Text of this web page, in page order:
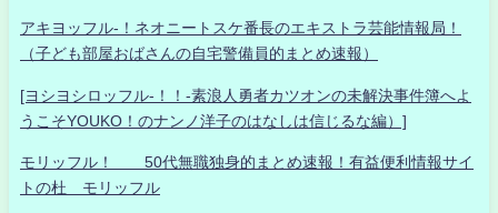
アキヨッフル-！ネオニートスケ番長のエキストラ芸能情報局！
（子ども部屋おばさんの自宅警備員的まとめ速報）
[ヨシヨシロッフル-！！-素浪人勇者カツオンの未解決事件簿へよ
うこそYOUKO！のナンノ洋子のはなしは信じるな編）]
モリッフル！ 50代無職独身的まとめ速報！有益便利情報サイ
トの杜 モリッフル